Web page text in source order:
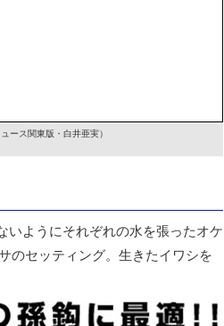
ース関東版・白井亜実）
いようにそれぞれの水を張ったオケ
のセッティング。生きたイワシを